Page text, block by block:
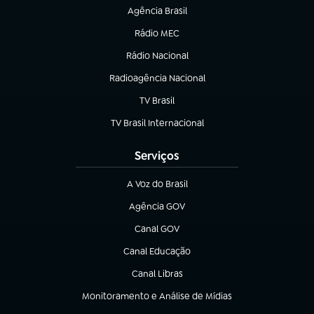
Agência Brasil
(abre em nova aba)
Rádio MEC
(abre em nova aba)
Rádio Nacional
Radioagência Nacional
(abre em nova aba)
TV Brasil
(abre em nova aba)
TV Brasil Internacional
(abre em nova aba)
Serviços
A Voz do Brasil
(abre em nova aba)
Agência GOV
(abre em nova aba)
Canal GOV
(abre em nova aba)
Canal Educação
(abre em nova aba)
Canal Libras
(abre em nova aba)
Monitoramento e Análise de Mídias
(abre em nova aba)